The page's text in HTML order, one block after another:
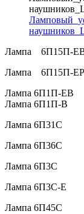
Лампа
Лампа
Лампа
Лампа
Лампа
Лампа
Лампа
Лампа
Лампа